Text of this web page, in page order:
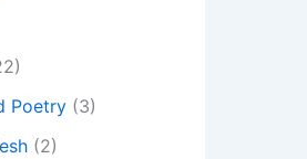
Poetry (3)
(2)